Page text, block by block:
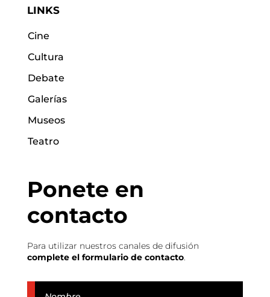
LINKS
Cine
Cultura
Debate
Galerías
Museos
Teatro
Ponete en
contacto
Para utilizar nuestros canales de difusión
complete el formulario de contacto.